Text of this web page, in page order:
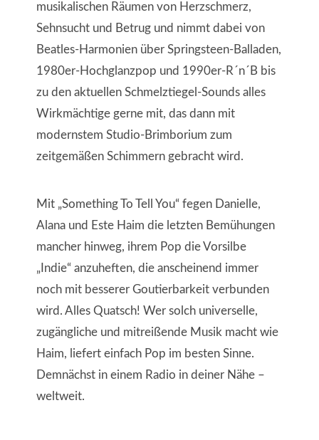
musikalischen Räumen von Herzschmerz,
Sehnsucht und Betrug und nimmt dabei von
Beatles-Harmonien über Springsteen-Balladen,
1980er-Hochglanzpop und 1990er-R´n´B bis
zu den aktuellen Schmelztiegel-Sounds alles
Wirkmächtige gerne mit, das dann mit
modernstem Studio-Brimborium zum
zeitgemäßen Schimmern gebracht wird.
Mit „Something To Tell You“ fegen Danielle,
Alana und Este Haim die letzten Bemühungen
mancher hinweg, ihrem Pop die Vorsilbe
„Indie“ anzuheften, die anscheinend immer
noch mit besserer Goutierbarkeit verbunden
wird. Alles Quatsch! Wer solch universelle,
zugängliche und mitreißende Musik macht wie
Haim, liefert einfach Pop im besten Sinne.
Demnächst in einem Radio in deiner Nähe –
weltweit.